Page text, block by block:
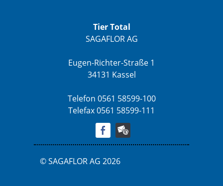
Tier Total
SAGAFLOR AG
Eugen-Richter-Straße 1
34131 Kassel
Telefon 0561 58599-100
Telefax 0561 58599-111
© SAGAFLOR AG 2026